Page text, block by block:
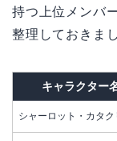
持つ上位メンバ
整理しておきま
キャラクター
シャーロット・カタク